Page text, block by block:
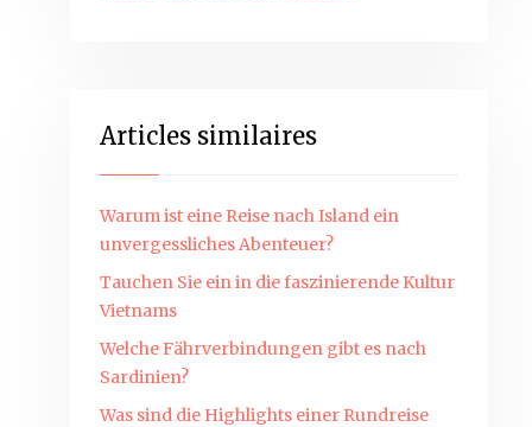
Articles similaires
Warum ist eine Reise nach Island ein
unvergessliches Abenteuer?
Tauchen Sie ein in die faszinierende Kultur
Vietnams
Welche Fährverbindungen gibt es nach
Sardinien?
Was sind die Highlights einer Rundreise